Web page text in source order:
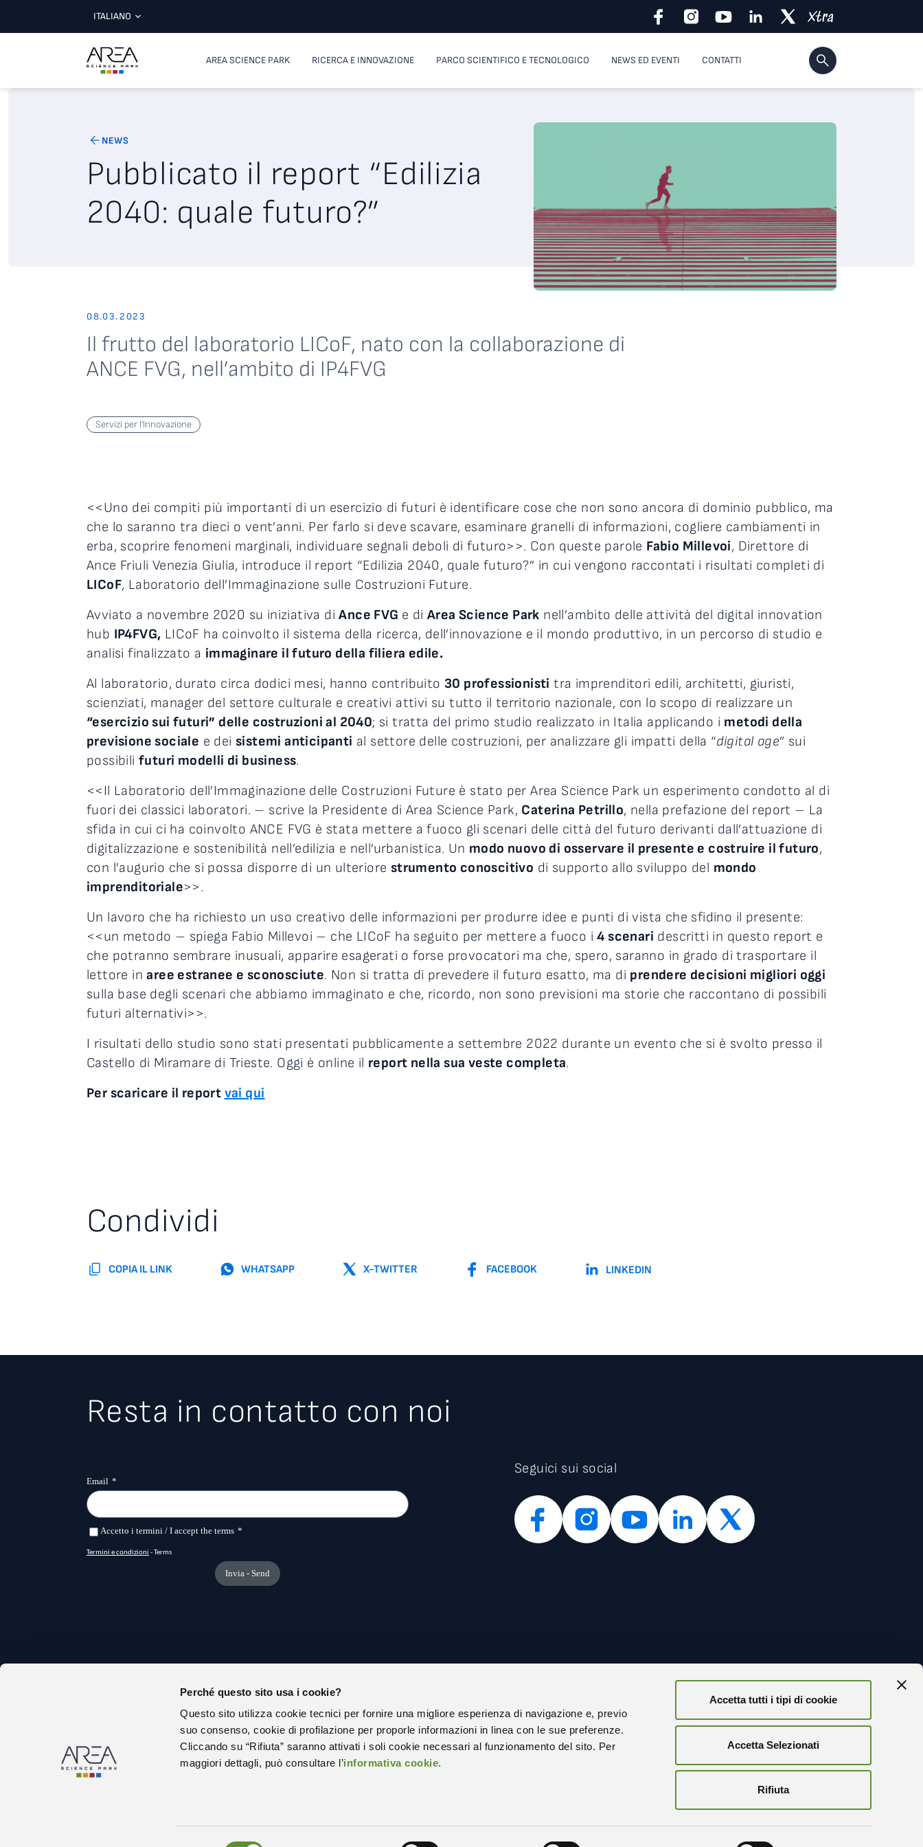
Perché questo sito usa i cookie?
Questo sito utilizza cookie tecnici per fornire una migliore esperienza di navigazione e, previo
suo consenso, cookie di profilazione per proporle informazioni in linea con le sue preferenze.
Cliccando su “Rifiuta” saranno attivati i soli cookie necessari al funzionamento del sito. Per
maggiori dettagli, può consultare l’informativa cookie.
Accetta tutti i tipi di cookie
Accetta Selezionati
Rifiuta
ITALIANO
AREA SCIENCE PARK RICERCA E INNOVAZIONE PARCO SCIENTIFICO E TECNOLOGICO NEWS ED EVENTI CONTATTI
NEWS
Pubblicato il report “Edilizia
2040: quale futuro?”
08.03.2023
Il frutto del laboratorio LICoF, nato con la collaborazione di
ANCE FVG, nell’ambito di IP4FVG
Servizi per l'Innovazione
<<Uno dei compiti più importanti di un esercizio di futuri è identificare cose che non sono ancora di dominio pubblico, ma
che lo saranno tra dieci o vent’anni. Per farlo si deve scavare, esaminare granelli di informazioni, cogliere cambiamenti in
erba, scoprire fenomeni marginali, individuare segnali deboli di futuro>>. Con queste parole Fabio Millevoi, Direttore di
Ance Friuli Venezia Giulia, introduce il report “Edilizia 2040, quale futuro?” in cui vengono raccontati i risultati completi di
LICoF, Laboratorio dell’Immaginazione sulle Costruzioni Future.
Avviato a novembre 2020 su iniziativa diAnce FVG e diArea Science Park nell’ambito delle attività del digital innovation
hub IP4FVG, LICoF ha coinvolto il sistema della ricerca, dell’innovazione e il mondo produttivo, in un percorso di studio e
analisi finalizzato a immaginare il futuro della filiera edile.
Al laboratorio, durato circa dodici mesi, hanno contribuito 30 professionisti tra imprenditori edili, architetti, giuristi,
scienziati, manager del settore culturale e creativi attivi su tutto il territorio nazionale, con lo scopo di realizzare un
“esercizio sui futuri” delle costruzioni al 2040; si tratta del primo studio realizzato in Italia applicando i metodi della
previsione sociale e dei sistemi anticipanti al settore delle costruzioni, per analizzare gli impatti della “digital age” sui
possibilifuturi modelli di business.
<<Il Laboratorio dell’Immaginazione delle Costruzioni Future è stato per Area Science Park un esperimento condotto al di
fuori dei classici laboratori. – scrive la Presidente di Area Science Park, Caterina Petrillo, nella prefazione del report – La
sfida in cui ci ha coinvolto ANCE FVG è stata mettere a fuoco gli scenari delle città del futuro derivanti dall’attuazione di
digitalizzazione e sostenibilità nell’edilizia e nell’urbanistica. Un modo nuovo di osservare il presente e costruire il futuro,
con l’augurio che si possa disporre di un ulteriore strumento conoscitivo di supporto allo sviluppo del mondo
imprenditoriale>>.
Un lavoro che ha richiesto un uso creativo delle informazioni per produrre idee e punti di vista che sfidino il presente:
<<un metodo – spiega Fabio Millevoi – che LICoF ha seguito per mettere a fuoco i4 scenari descritti in questo report e
che potranno sembrare inusuali, apparire esagerati o forse provocatori ma che, spero, saranno in grado di trasportare il
lettore inaree estranee e sconosciute. Non si tratta di prevedere il futuro esatto, ma di prendere decisioni migliori oggi
sulla base degli scenari che abbiamo immaginato e che, ricordo, non sono previsioni ma storie che raccontano di possibili
futuri alternativi>>.
I risultati dello studio sono stati presentati pubblicamente a settembre 2022 durante un evento che si è svolto presso il
Castello di Miramare di Trieste. Oggi è online il report nella sua veste completa.
Per scaricare il report vai qui
Condividi
COPIA IL LINK WHATSAPP X-TWITTER FACEBOOK LINKEDIN
Resta in contatto con noi
Seguici sui social
CHI SIAMO
URP
AMMINISTRAZIONE TRASPARENTE
DICHIARAZIONE DI ACCESSIBILITÀ
PRIVACY POLICY
COOKIE POLICY
SOCIAL MEDIA POLICY ESTERNA